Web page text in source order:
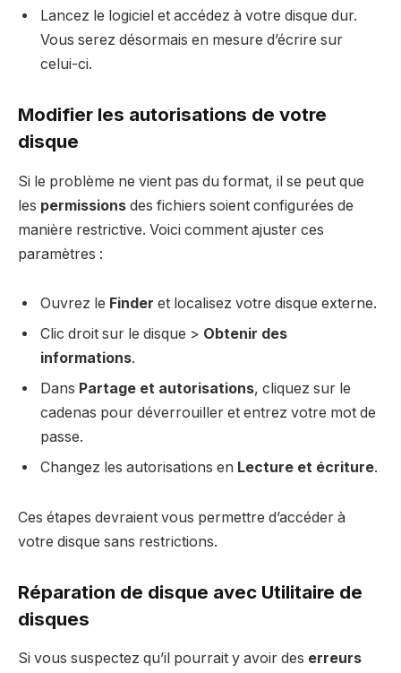
Lancez le logiciel et accédez à votre disque dur.
Vous serez désormais en mesure d’écrire sur
celui-ci.
Modifier les autorisations de votre
disque
Si le problème ne vient pas du format, il se peut que
les permissions des fichiers soient configurées de
manière restrictive. Voici comment ajuster ces
paramètres :
Ouvrez le Finder et localisez votre disque externe.
Clic droit sur le disque > Obtenir des
informations.
Dans Partage et autorisations, cliquez sur le
cadenas pour déverrouiller et entrez votre mot de
passe.
Changez les autorisations en Lecture et écriture.
Ces étapes devraient vous permettre d’accéder à
votre disque sans restrictions.
Réparation de disque avec Utilitaire de
disques
Si vous suspectez qu’il pourrait y avoir des erreurs